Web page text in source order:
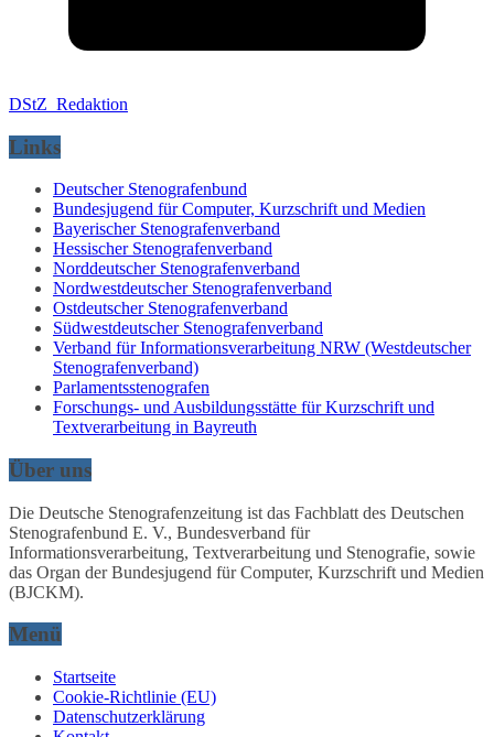
DStZ_Redaktion
Links
Deutscher Stenografenbund
Bundesjugend für Computer, Kurzschrift und Medien
Bayerischer Stenografenverband
Hessischer Stenografenverband
Norddeutscher Stenografenverband
Nordwestdeutscher Stenografenverband
Ostdeutscher Stenografenverband
Südwestdeutscher Stenografenverband
Verband für Informationsverarbeitung NRW (Westdeutscher
Stenografenverband)
Parlamentsstenografen
Forschungs- und Ausbildungsstätte für Kurzschrift und
Textverarbeitung in Bayreuth
Über uns
Die Deutsche Stenografenzeitung ist das Fachblatt des Deutschen
Stenografenbund E. V., Bundesverband für
Informationsverarbeitung, Textverarbeitung und Stenografie, sowie
das Organ der Bundesjugend für Computer, Kurzschrift und Medien
(BJCKM).
Menü
Startseite
Cookie-Richtlinie (EU)
Datenschutzerklärung